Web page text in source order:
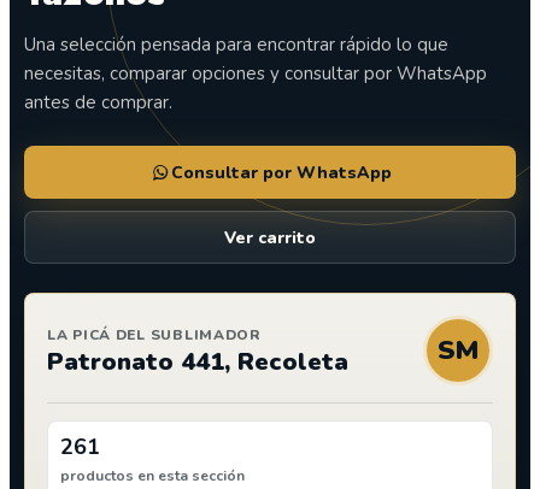
Una selección pensada para encontrar rápido lo que
necesitas, comparar opciones y consultar por WhatsApp
antes de comprar.
Consultar por WhatsApp
Ver carrito
LA PICÁ DEL SUBLIMADOR
Patronato 441, Recoleta SM
261
productos en esta sección